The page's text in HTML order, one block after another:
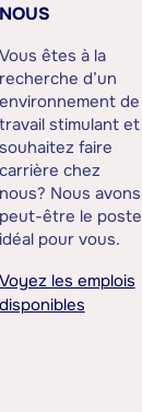
NOUS
Vous êtes à la
recherche d’un
environnement de
travail stimulant et
souhaitez faire
carrière chez
nous? Nous avons
peut-être le poste
idéal pour vous.
Voyez les emplois
disponibles